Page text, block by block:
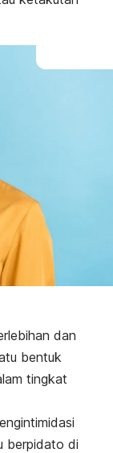
dan
bentuk
tingkat
berpidato di